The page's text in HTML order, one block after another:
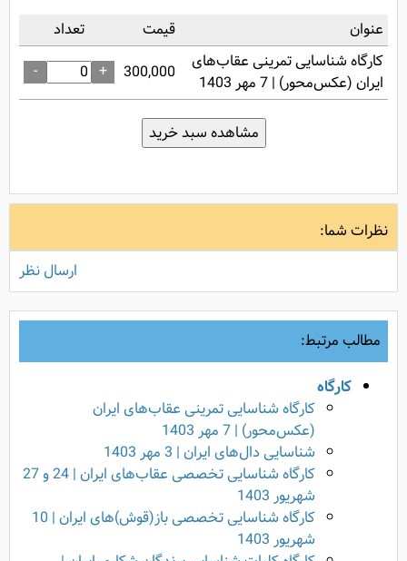
عنوان
قیمت
تعداد
کارگاه شناسایی تمرینی عقاب‌های
ایران (عکس‌محور) | 7 مهر 1403
300,000
+
-
نظرات شما:
ارسال نظر
مطالب مرتبط:
کارگاه
کارگاه شناسایی تمرینی عقاب‌های ایران
(عکس‌محور) | 7 مهر 1403
شناسایی دال‌های ایران | 3 مهر 1403
کارگاه شناسایی تخصصی عقاب‌های ایران | 24 و 27
شهریور 1403
کارگاه شناسایی تخصصی باز(قوش)های ایران | 10
شهریور 1403